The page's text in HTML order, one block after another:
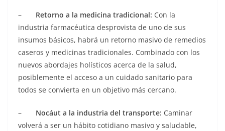
– Retorno a la medicina tradicional: Con la
industria farmacéutica desprovista de uno de sus
insumos básicos, habrá un retorno masivo de remedios
caseros y medicinas tradicionales. Combinado con los
nuevos abordajes holísticos acerca de la salud,
posiblemente el acceso a un cuidado sanitario para
todos se convierta en un objetivo más cercano.
– Nocáut a la industria del transporte: Caminar
volverá a ser un hábito cotidiano masivo y saludable,